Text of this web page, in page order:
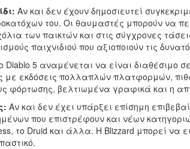
Αν και δεν έχουν δημοσιευτεί
του. Οι θαυμαστές μπορούν να
των παικτών και στις σύγχρονες
παιχνιδιού που αξιοποιούν τις
Diablo 5 αναμένεται να είναι διαθέσιμο
με εκδόσεις πολλαπλών πλατφορμών,
φόρτωσης, βελτιωμένα γραφικά και η
Αν και δεν έχει υπάρξει επίσημη
που επιστρέφουν και νέων
το Druid και άλλα. Η Blizzard μπορεί να